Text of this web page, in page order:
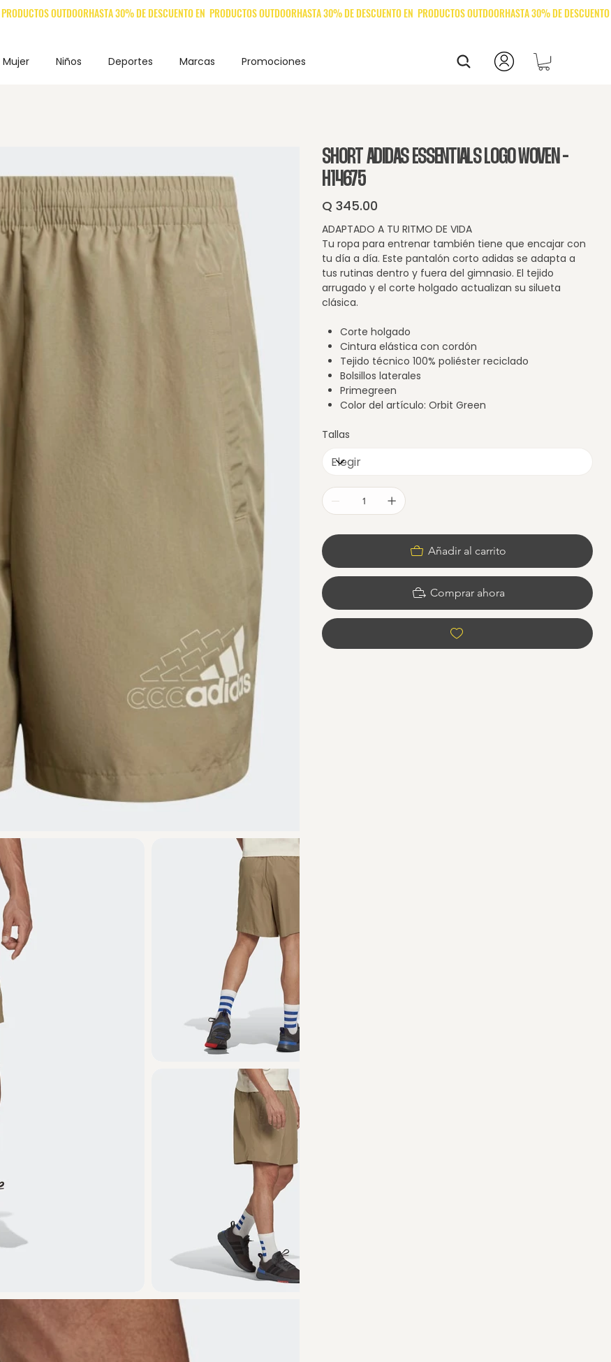
Mujer Niños Deportes Marcas Promociones
SHORT ADIDAS ESSENTIALS LOGO WOVEN -
H14675
Precio
Q 345.00
ADAPTADO A TU RITMO DE VIDA
Tu ropa para entrenar también tiene que encajar con
tu día a día. Este pantalón corto adidas se adapta a
tus rutinas dentro y fuera del gimnasio. El tejido
arrugado y el corte holgado actualizan su silueta
clásica.
Corte holgado
Cintura elástica con cordón
Tejido técnico 100% poliéster reciclado
Bolsillos laterales
Primegreen
Color del artículo: Orbit Green
Tallas
Añadir al carrito
Comprar ahora